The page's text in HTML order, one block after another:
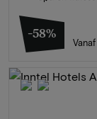
-58%
Vanaf